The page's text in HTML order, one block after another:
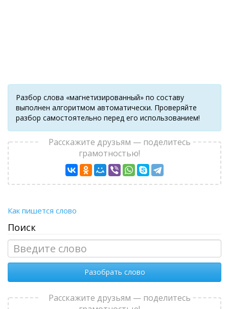
Разбор слова «магнетизированный» по составу
выполнен алгоритмом автоматически. Проверяйте
разбор самостоятельно перед его использованием!
Расскажите друзьям — поделитесь
грамотностью!
Как пишется слово
Поиск
Разобрать слово
Расскажите друзьям — поделитесь